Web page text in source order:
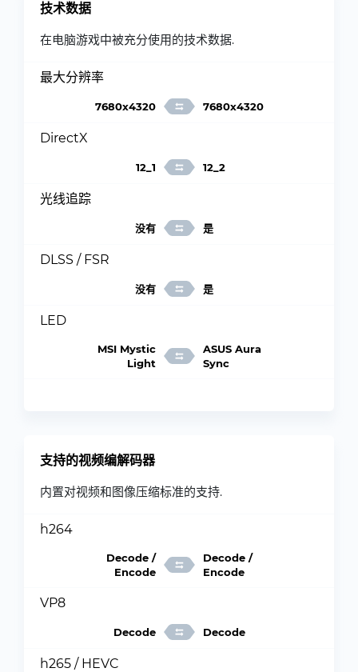
技术数据
在电脑游戏中被充分使用的技术数据.
最大分辨率
7680x4320 7680x4320
DirectX
12_1 12_2
光线追踪
没有 是
DLSS / FSR
没有 是
LED
MSI Mystic
Light
ASUS Aura
Sync
支持的视频编解码器
内置对视频和图像压缩标准的支持.
h264
Decode /
Encode
Decode /
Encode
VP8
Decode Decode
h265 / HEVC